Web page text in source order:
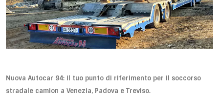
Nuova Autocar 94: il tuo punto di riferimento per il soccorso
stradale camion a Venezia, Padova e Treviso.